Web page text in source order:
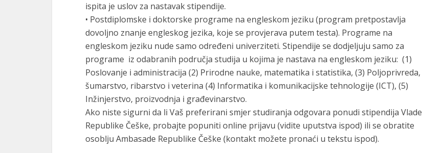
ispita je uslov za nastavak stipendije.
• Postdiplomske i doktorske programe na engleskom jeziku (program pretpostavlja
dovoljno znanje engleskog jezika, koje se provjerava putem testa). Programe na
engleskom jeziku nude samo određeni univerziteti. Stipendije se dodjeljuju samo za
programe iz odabranih područja studija u kojima je nastava na engleskom jeziku: (1)
Poslovanje i administracija (2) Prirodne nauke, matematika i statistika, (3) Poljoprivreda,
šumarstvo, ribarstvo i veterina (4) Informatika i komunikacijske tehnologije (ICT), (5)
Inžinjerstvo, proizvodnja i građevinarstvo.
Ako niste sigurni da li Vaš preferirani smjer studiranja odgovara ponudi stipendija Vlade
Republike Češke, probajte popuniti online prijavu (vidite uputstva ispod) ili se obratite
osoblju Ambasade Republike Češke (kontakt možete pronaći u tekstu ispod).